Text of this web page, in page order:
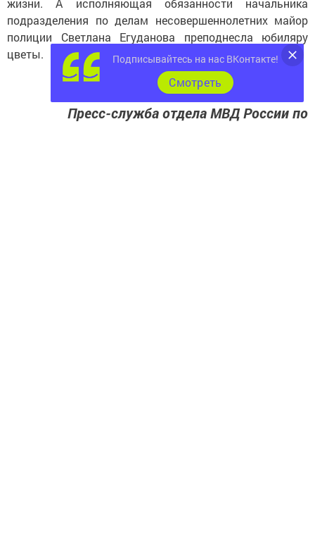
подразделения по делам несовершеннолетних майор
полиции Светлана Егуданова преподнесла юбиляру
цветы.
Пресс-служба отдела МВД России по
Подписывайтесь на нас ВКонтакте!
Cмотреть